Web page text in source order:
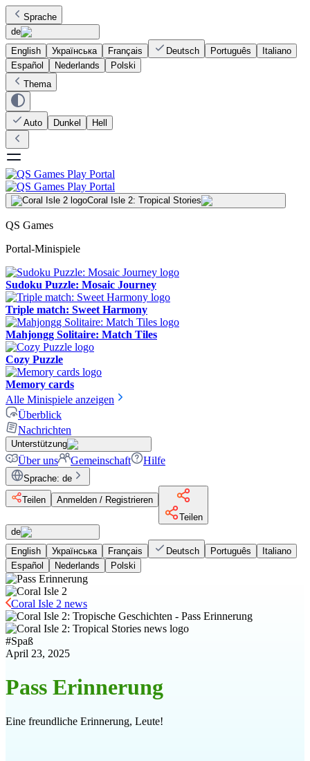
Sprache
de
English
Українська Français Deutsch Português
Italiano
Español
Nederlands
Polski
Thema
Auto Dunkel Hell
Coral Isle 2: Tropical Stories
QS Games
Portal-Minispiele
Sudoku Puzzle: Mosaic Journey
Triple match: Sweet Harmony
Mahjongg Solitaire: Match Tiles
Cozy Puzzle
Memory cards
Alle Minispiele anzeigen
Überblick
Nachrichten
Unterstützung
Über uns Gemeinschaft Hilfe
Sprache: de
Teilen
Anmelden / Registrieren
Teilen
de
English
Українська Français Deutsch Português
Italiano
Español
Nederlands Polski
Coral Isle 2 news
#Spaß
April 23, 2025
Pass Erinnerung
Eine freundliche Erinnerung, Leute!